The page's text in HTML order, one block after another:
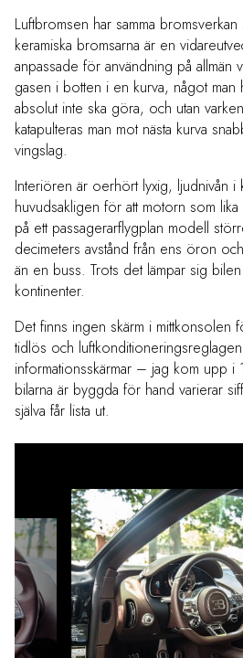
Luftbromsen har samma
keramiska bromsarna är en
anpassade för användning på allmän
gasen i botten i en kurva, något man
absolut inte ska göra, och utan
katapulteras man mot nästa kurva
vingslag.
Interiören är oerhört lyxig, ljudnivån i
huvudsakligen för att motorn som lika
på ett passagerarflygplan modell
decimeters avstånd från ens öron
än en buss. Trots det lämpar sig
kontinenter.
Det finns ingen skärm i mittkonsolen
tidlös och
informationsskärmar – jag kom upp i
bilarna är byggda för hand varierar
själva får lista ut.